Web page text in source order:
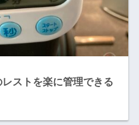
レストを楽に管理できる